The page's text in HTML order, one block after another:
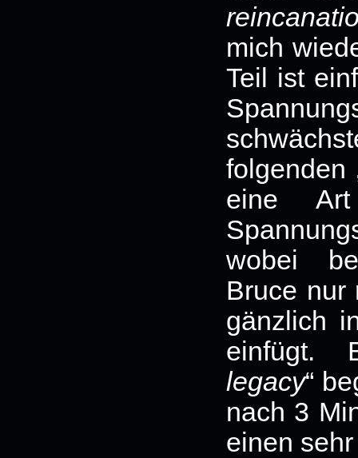
mich
Teil ist
folgenden
eine
wobei
Bruce nur
gänzlich
einfügt.
legacy“
nach 3
einen